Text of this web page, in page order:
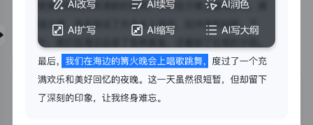
开始生成